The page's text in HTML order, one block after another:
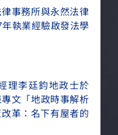
事務所與永然法律
執業經驗啟發法學
理李廷鈞地政士於
文「地政時事解析
革：名下有屋者的